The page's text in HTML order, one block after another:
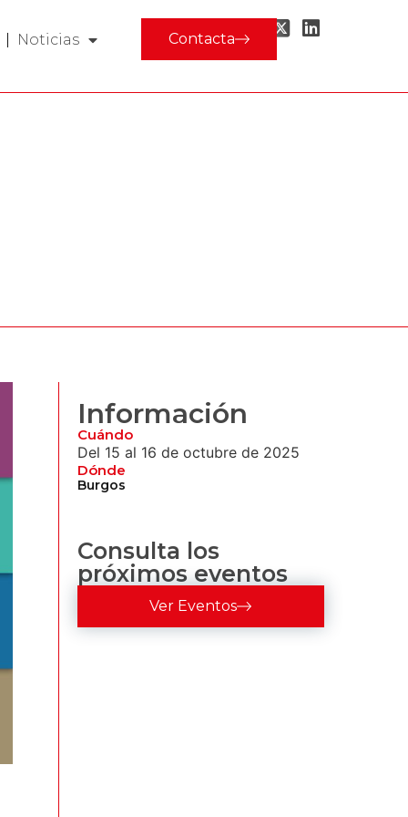
Noticias Contacta
Información
Cuándo
Del 15 al 16 de octubre de 2025
Dónde
Burgos
Consulta los
próximos eventos
Ver Eventos